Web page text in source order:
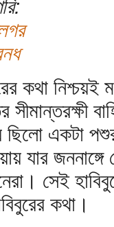
কথা
সীমান্তরক্ষী
ছিলো একটা
যার জননাঙ্গে
সেই
কথা।